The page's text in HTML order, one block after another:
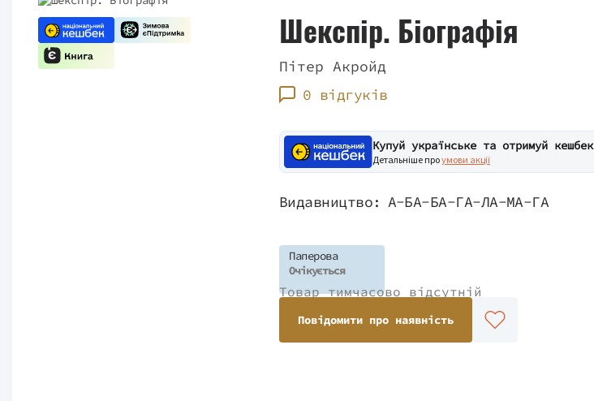
Шекспір. Біографія
Пітер Акройд
0 відгуків
Купуй українське та отримуй кешбек
Детальніше проумови акції
Видавництво: А-БА-БА-ГА-ЛА-МА-ГА
Паперова
Очікується
Товар тимчасово відсутній
Повідомити про наявність